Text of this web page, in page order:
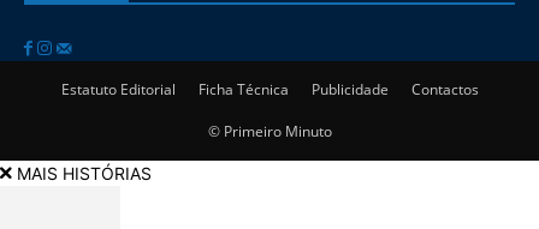
Estatuto Editorial Ficha Técnica Publicidade Contactos
© Primeiro Minuto
MAIS HISTÓRIAS